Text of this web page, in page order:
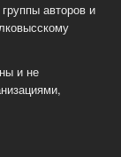
авторов и
и не